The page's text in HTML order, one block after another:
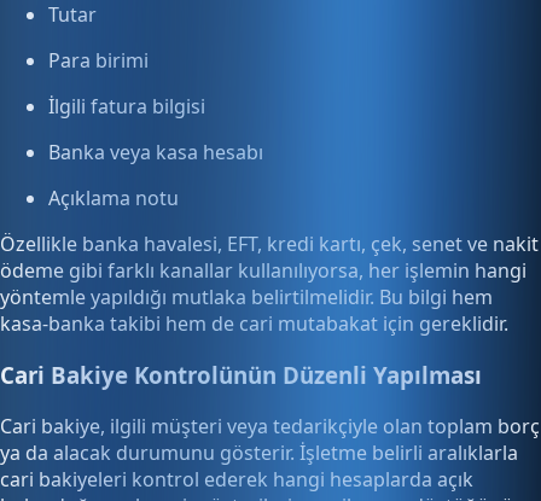
Tutar
Para birimi
İlgili fatura bilgisi
Banka veya kasa hesabı
Açıklama notu
Özellikle banka havalesi, EFT, kredi kartı, çek, senet ve nakit
ödeme gibi farklı kanallar kullanılıyorsa, her işlemin hangi
yöntemle yapıldığı mutlaka belirtilmelidir. Bu bilgi hem
kasa-banka takibi hem de cari mutabakat için gereklidir.
Cari Bakiye Kontrolünün Düzenli Yapılması
Cari bakiye, ilgili müşteri veya tedarikçiyle olan toplam borç
ya da alacak durumunu gösterir. İşletme belirli aralıklarla
cari bakiyeleri kontrol ederek hangi hesaplarda açık